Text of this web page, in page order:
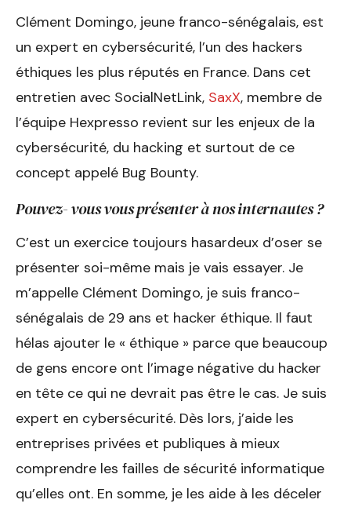
Clément Domingo, jeune franco-sénégalais, est
un expert en cybersécurité, l’un des hackers
éthiques les plus réputés en France. Dans cet
entretien avec SocialNetLink, SaxX, membre de
l’équipe Hexpresso revient sur les enjeux de la
cybersécurité, du hacking et surtout de ce
concept appelé Bug Bounty.
Pouvez- vous vous présenter à nos internautes ?
C’est un exercice toujours hasardeux d’oser se
présenter soi-même mais je vais essayer. Je
m’appelle Clément Domingo, je suis franco-
sénégalais de 29 ans et hacker éthique. Il faut
hélas ajouter le « éthique » parce que beaucoup
de gens encore ont l’image négative du hacker
en tête ce qui ne devrait pas être le cas. Je suis
expert en cybersécurité. Dès lors, j’aide les
entreprises privées et publiques à mieux
comprendre les failles de sécurité informatique
qu’elles ont. En somme, je les aide à les déceler